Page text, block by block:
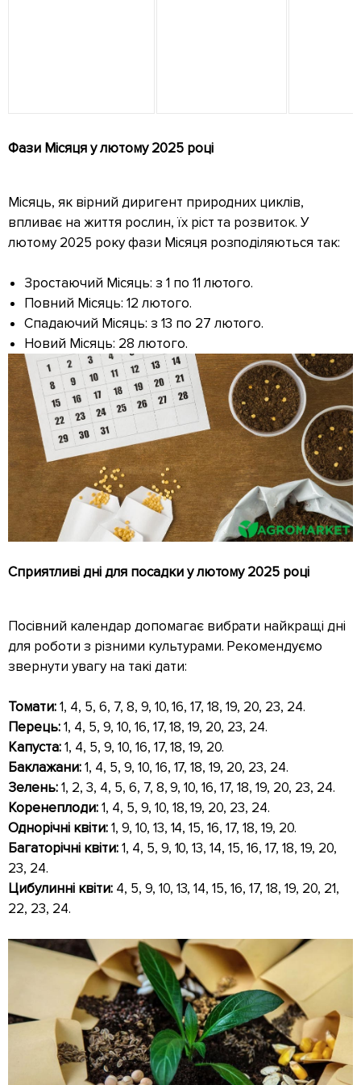
Фази Місяця у лютому 2025 році
Місяць, як вірний диригент природних циклів,
впливає на життя рослин, їх ріст та розвиток. У
лютому 2025 року фази Місяця розподіляються так:
Зростаючий Місяць: з 1 по 11 лютого.
Повний Місяць: 12 лютого.
Спадаючий Місяць: з 13 по 27 лютого.
Новий Місяць: 28 лютого.
Сприятливі дні для посадки у лютому 2025 році
Посівний календар допомагає вибрати найкращі дні
для роботи з різними культурами. Рекомендуємо
звернути увагу на такі дати:
Томати:1, 4, 5, 6, 7, 8, 9, 10, 16, 17, 18, 19, 20, 23, 24.
Перець:1, 4, 5, 9, 10, 16, 17, 18, 19, 20, 23, 24.
Капуста:1, 4, 5, 9, 10, 16, 17, 18, 19, 20.
Баклажани:1, 4, 5, 9, 10, 16, 17, 18, 19, 20, 23, 24.
Зелень:1, 2, 3, 4, 5, 6, 7, 8, 9, 10, 16, 17, 18, 19, 20, 23, 24.
Коренеплоди:1, 4, 5, 9, 10, 18, 19, 20, 23, 24.
Однорічні квіти: 1, 9, 10, 13, 14, 15, 16, 17, 18, 19, 20.
Багаторічні квіти:1, 4, 5, 9, 10, 13, 14, 15, 16, 17, 18, 19, 20,
23, 24.
Цибулинні квіти: 4, 5, 9, 10, 13, 14, 15, 16, 17, 18, 19, 20, 21,
22, 23, 24.